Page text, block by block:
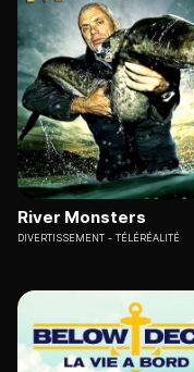
River Monsters
DIVERTISSEMENT TÉLÉRÉALITÉ